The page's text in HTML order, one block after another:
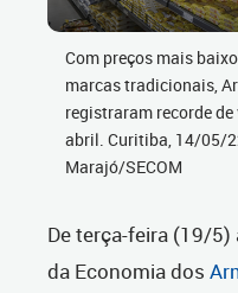
Com preços mais
marcas tradicionais,
registraram recorde
abril. Curitiba, 14/05/
Marajó/SECOM
De terça-feira (19/
da Economia dos